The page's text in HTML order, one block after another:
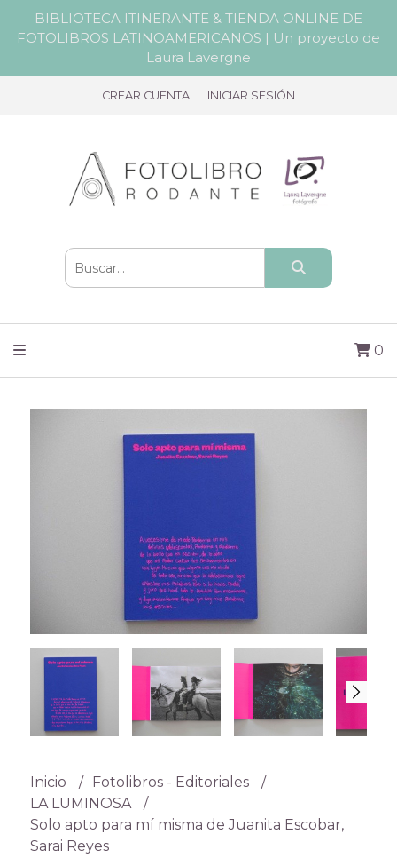
BIBLIOTECA ITINERANTE & TIENDA ONLINE DE
FOTOLIBROS LATINOAMERICANOS | Un proyecto de
Laura Lavergne
CREAR CUENTA INICIAR SESIÓN
0
Inicio
Fotolibros - Editoriales
LA LUMINOSA
Solo apto para mí misma de Juanita Escobar,
Sarai Reyes